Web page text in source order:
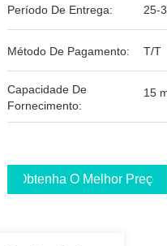
Período De Entrega: 25-
Método De Pagamento: T/T
Capacidade De
Fornecimento:
15
Obtenha O Melhor Preço